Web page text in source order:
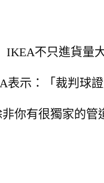
IKEA不只進貨量
表示：「裁判球
非你有很獨家的管